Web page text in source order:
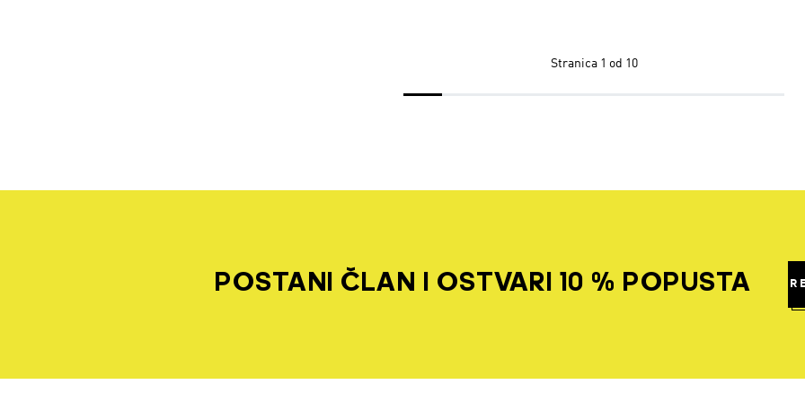
Stranica 1 od 10
POSTANI ČLAN I OSTVARI 10 % POPUSTA